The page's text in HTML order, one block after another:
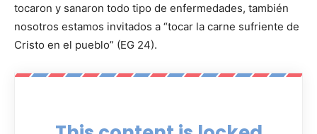
tocaron y sanaron todo tipo de enfermedades, también
nosotros estamos invitados a “tocar la carne sufriente de
Cristo en el pueblo” (EG 24).